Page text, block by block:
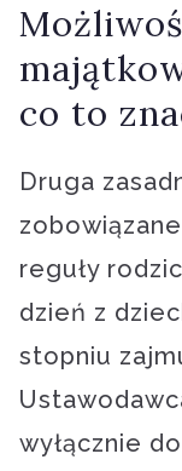
co to
Druga
reguły
dzień z
stopniu
wyłącznie